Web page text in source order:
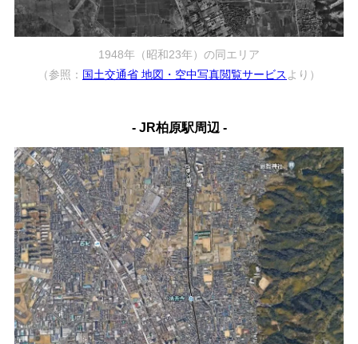
1948年（昭和23年）の同エリア
（参照： 国土交通省 地図・空中写真閲覧サービス より）
- JR柏原駅周辺 -